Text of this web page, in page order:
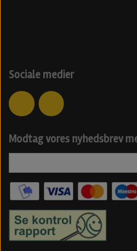
Sociale medier
Modtag vores nyhedsbrev